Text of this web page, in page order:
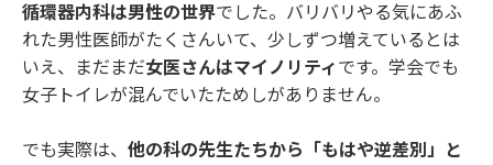
循環器内科は男性の世界でした。バリバリやる気にあふ
れた男性医師がたくさんいて、少しずつ増えているとは
いえ、まだまだ女医さんはマイノリティ です。学会でも
女子トイレが混んでいたためしがありません。
でも実際は、 他の科の先生たちから「もはや逆差別」と